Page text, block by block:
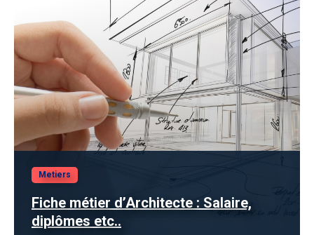
Metiers
Fiche métier d’Architecte : Salaire,
diplômes etc..